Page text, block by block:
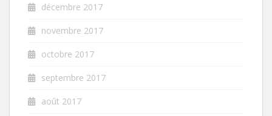
décembre 2017
novembre 2017
octobre 2017
septembre 2017
août 2017